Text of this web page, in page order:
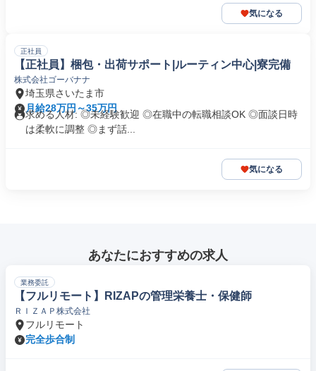
気になる
正社員
【正社員】梱包・出荷サポート|ルーティン中心|寮完備
株式会社ゴーバナナ
埼玉県さいたま市
月給28万円～35万円
求める人材: ◎未経験歓迎 ◎在職中の転職相談OK ◎面談日時
は柔軟に調整 ◎まず話...
気になる
あなたにおすすめの求人
業務委託
【フルリモート】RIZAPの管理栄養士・保健師
ＲＩＺＡＰ株式会社
フルリモート
完全歩合制